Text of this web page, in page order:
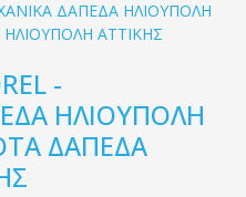
-
ΗΛΙΟΥΠΟΛΗ
ΔΑΠΕΔΑ